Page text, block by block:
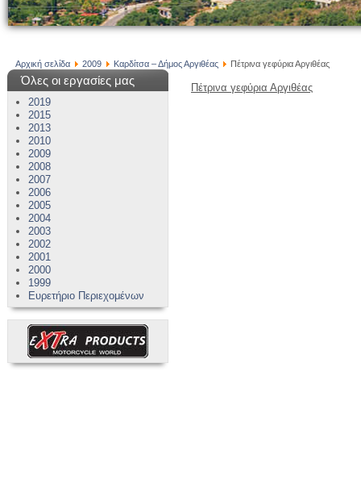
Αρχική σελίδα 2009 Καρδίτσα – Δήμος Αργιθέας Πέτρινα γεφύρια Αργιθέας
Όλες οι εργασίες μας
2019
2015
2013
2010
2009
2008
2007
2006
2005
2004
2003
2002
2001
2000
1999
Ευρετήριο Περιεχομένων
Πέτρινα γεφύρια Αργιθέας